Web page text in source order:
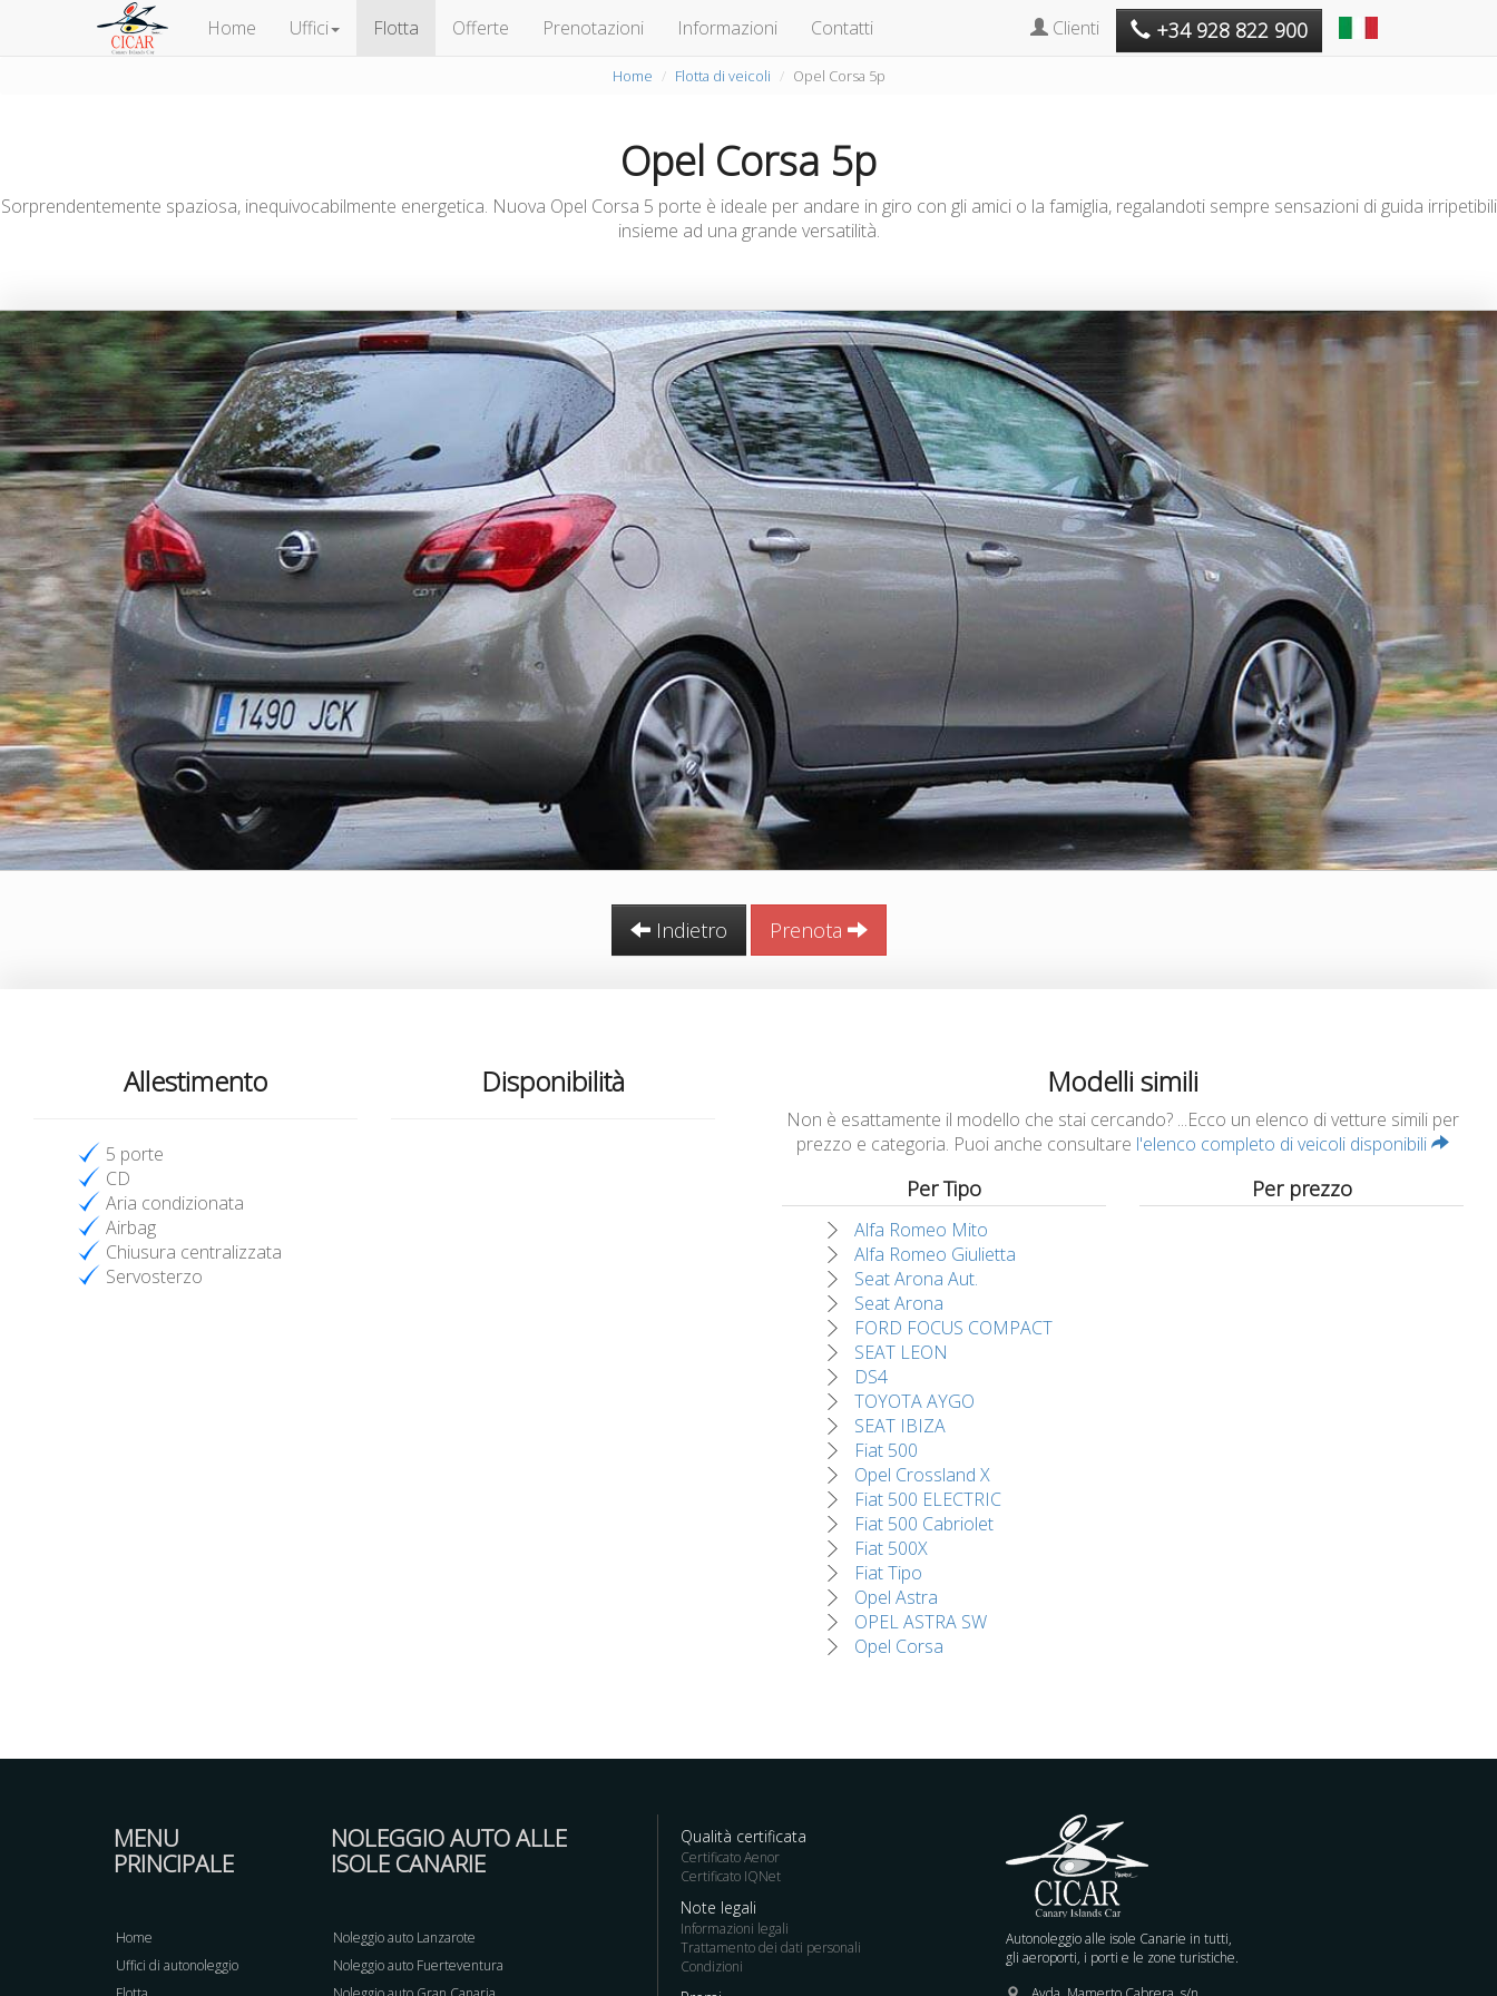
Home Uffici Flotta Offerte Prenotazioni Informazioni Contatti Clienti +34 928 822 900
Home Flotta di veicoli Opel Corsa 5p
Opel Corsa 5p
Sorprendentemente spaziosa, inequivocabilmente energetica. Nuova Opel Corsa 5 porte è ideale per andare in giro con gli amici o la famiglia, regalandoti sempre sensazioni di guida irripetibili
insieme ad una grande versatilità.
Indietro Prenota
Allestimento
5 porte
CD
Aria condizionata
Airbag
Chiusura centralizzata
Servosterzo
Disponibilità Modelli simili
Non è esattamente il modello che stai cercando? ...Ecco un elenco di vetture simili per
prezzo e categoria. Puoi anche consultare l'elenco completo di veicoli disponibili
Per Tipo
Alfa Romeo Mito
Alfa Romeo Giulietta
Seat Arona Aut.
Seat Arona
FORD FOCUS COMPACT
SEAT LEON
DS4
TOYOTA AYGO
SEAT IBIZA
Fiat 500
Opel Crossland X
Fiat 500 ELECTRIC
Fiat 500 Cabriolet
Fiat 500X
Fiat Tipo
Opel Astra
OPEL ASTRA SW
Opel Corsa
Per prezzo
MENU
PRINCIPALE
Home
Uffici di autonoleggio
NOLEGGIO AUTO ALLE
ISOLE CANARIE
Noleggio auto Lanzarote
Noleggio auto Fuerteventura
Qualità certificata
Certificato Aenor
Certificato IQNet
Note legali
Informazioni legali
Trattamento dei dati personali
Condizioni
Autonoleggio alle isole Canarie in tutti,
gli aeroporti, i porti e le zone turistiche.